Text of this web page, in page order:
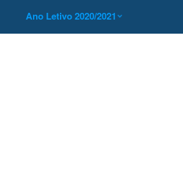
Ano Letivo 2020/2021